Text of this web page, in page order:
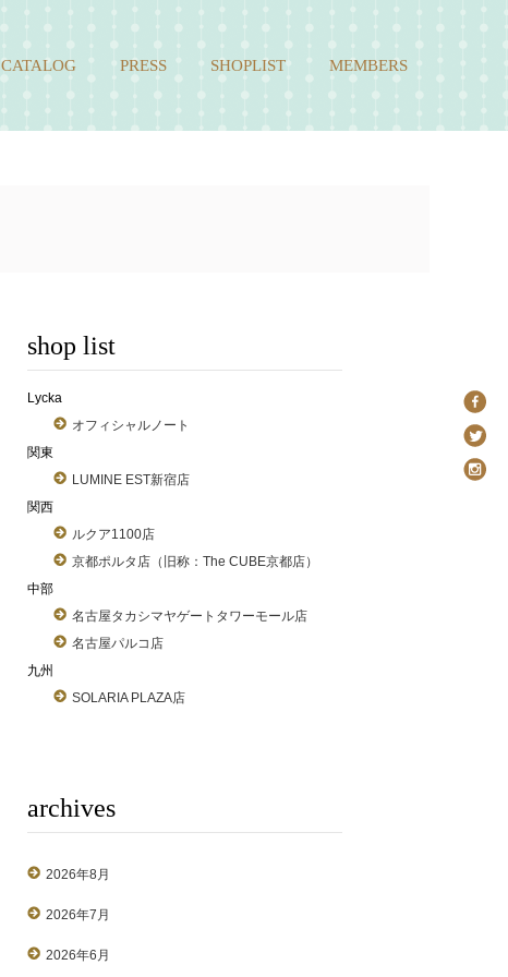
CATALOG PRESS SHOPLIST MEMBERS
shop list
Lycka
オフィシャルノート
関東
LUMINE EST新宿店
関西
ルクア1100店
京都ポルタ店（旧称：The CUBE京都店）
中部
名古屋タカシマヤゲートタワーモール店
名古屋パルコ店
九州
SOLARIA PLAZA店
archives
2026年8月
2026年7月
2026年6月